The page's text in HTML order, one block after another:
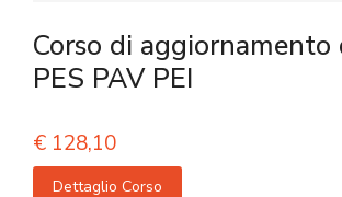
Corso di aggiornamento
PES PAV PEI
€ 128,10
Dettaglio Corso